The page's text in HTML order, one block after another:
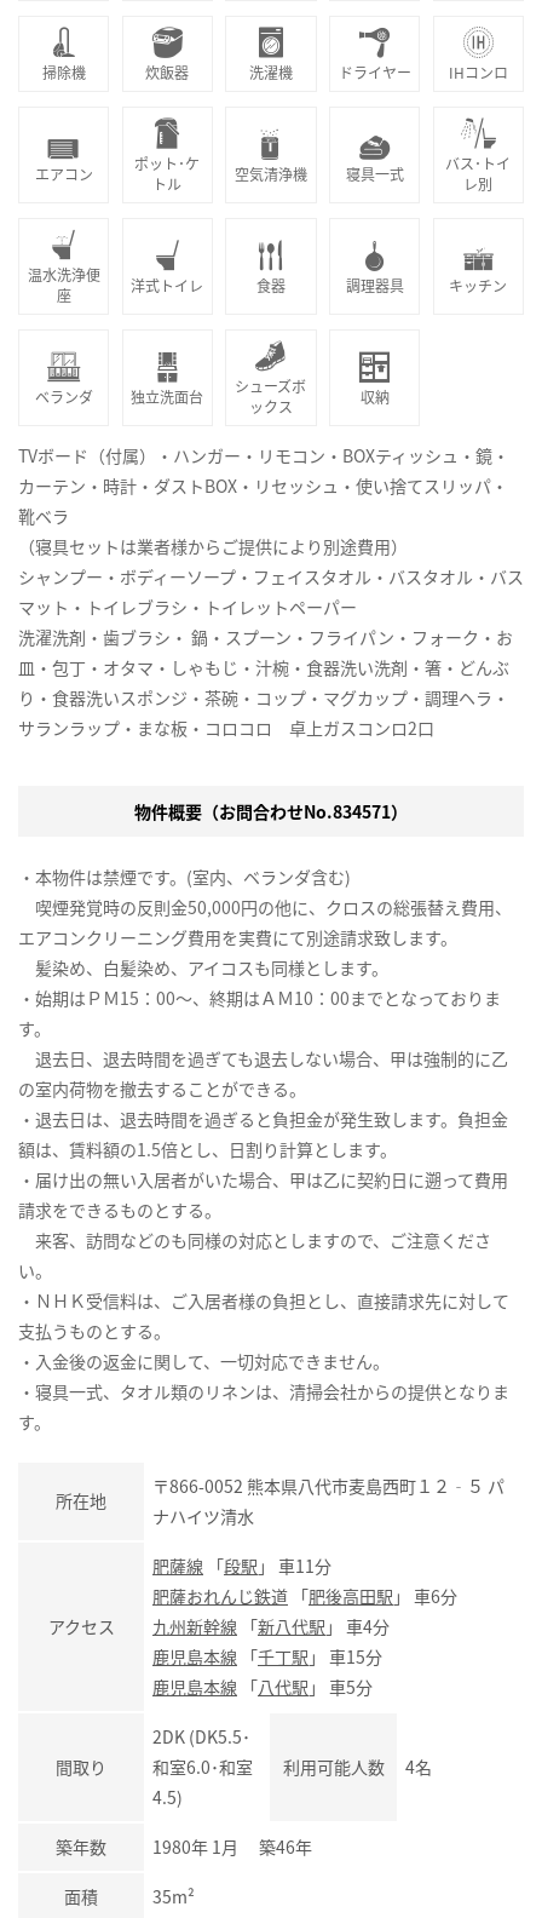
掃除機 炊飯器 洗濯機 ドライヤー IHコンロ
エアコン
ポット･ケ
トル
空気清浄機 寝具一式
バス･トイ
レ別
温水洗浄便
座
洋式トイレ 食器 調理器具 キッチン
ベランダ 独立洗面台
シューズボ
ックス
収納
TVボード（付属）・ハンガー・リモコン・BOXティッシュ・鏡・
カーテン・時計・ダストBOX・リセッシュ・使い捨てスリッパ・
靴ベラ
（寝具セットは業者様からご提供により別途費用）
シャンプー・ボディーソープ・フェイスタオル・バスタオル・バス
マット・トイレブラシ・トイレットペーパー
洗濯洗剤・歯ブラシ・ 鍋・スプーン・フライパン・フォーク・お
皿・包丁・オタマ・しゃもじ・汁椀・食器洗い洗剤・箸・どんぶ
り・食器洗いスポンジ・茶碗・コップ・マグカップ・調理ヘラ・
サランラップ・まな板・コロコロ 卓上ガスコンロ2口
物件概要（お問合わせNo.834571）
・本物件は禁煙です。(室内、ベランダ含む)
喫煙発覚時の反則金50,000円の他に、クロスの総張替え費用、
エアコンクリーニング費用を実費にて別途請求致します。
髪染め、白髪染め、アイコスも同様とします。
・始期はＰＭ15：00～、終期はＡＭ10：00までとなっておりま
す。
退去日、退去時間を過ぎても退去しない場合、甲は強制的に乙
の室内荷物を撤去することができる。
・退去日は、退去時間を過ぎると負担金が発生致します。負担金
額は、賃料額の1.5倍とし、日割り計算とします。
・届け出の無い入居者がいた場合、甲は乙に契約日に遡って費用
請求をできるものとする。
来客、訪問などのも同様の対応としますので、ご注意くださ
い。
・ＮＨＫ受信料は、ご入居者様の負担とし、直接請求先に対して
支払うものとする。
・入金後の返金に関して、一切対応できません。
・寝具一式、タオル類のリネンは、清掃会社からの提供となりま
す。
所在地
〒866-0052 熊本県八代市麦島西町１２‐５ パ
ナハイツ清水
アクセス
肥薩線 「段駅 」 車11分
肥薩おれんじ鉄道 「肥後高田駅 」 車6分
九州新幹線 「新八代駅 」 車4分
鹿児島本線 「千丁駅 」 車15分
鹿児島本線 「八代駅 」 車5分
間取り
2DK (DK5.5･
和室6.0･和室
4.5)
利用可能人数 4名
築年数 1980年 1月 築46年
面積 35m²